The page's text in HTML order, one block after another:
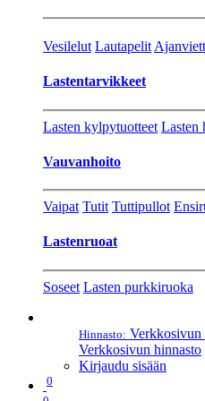
Vesilelut Lautapelit
Lastentarvikkeet
Lasten kylpytuotteet Lasten
Vauvanhoito
Vaipat Tutit Tuttipullot
Lastenruoat
Soseet Lasten purkkiruoka
Hinnasto: Verkkosivun
Verkkosivun hinnasto
Kirjaudu sisään
0